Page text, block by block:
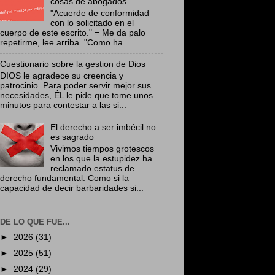
"Acuerde de conformidad
con lo solicitado en el
cuerpo de este escrito." = Me da palo
repetirme, lee arriba. "Como ha ...
Cuestionario sobre la gestion de Dios
DIOS le agradece su creencia y
patrocinio. Para poder servir mejor sus
necesidades, ÉL le pide que tome unos
minutos para contestar a las si...
El derecho a ser imbécil no
es sagrado
Vivimos tiempos grotescos
en los que la estupidez ha
reclamado estatus de
derecho fundamental. Como si la
capacidad de decir barbaridades si...
DE LO QUE FUE...
► 2026 (31)
► 2025 (51)
► 2024 (29)